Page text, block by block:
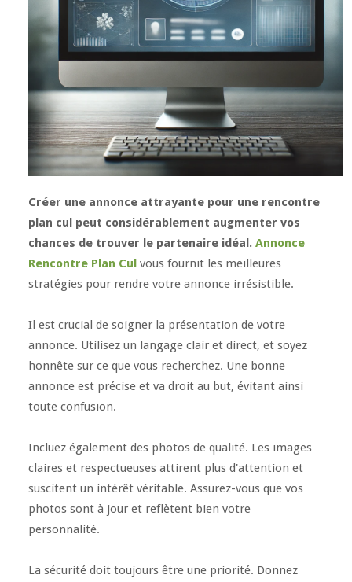
Créer une annonce attrayante pour une rencontre
plan cul peut considérablement augmenter vos
chances de trouver le partenaire idéal. Annonce
Rencontre Plan Culvous fournit les meilleures
stratégies pour rendre votre annonce irrésistible.
Il est crucial de soigner la présentation de votre
annonce. Utilisez un langage clair et direct, et soyez
honnête sur ce que vous recherchez. Une bonne
annonce est précise et va droit au but, évitant ainsi
toute confusion.
Incluez également des photos de qualité. Les images
claires et respectueuses attirent plus d'attention et
suscitent un intérêt véritable. Assurez-vous que vos
photos sont à jour et reflètent bien votre
personnalité.
La sécurité doit toujours être une priorité. Donnez